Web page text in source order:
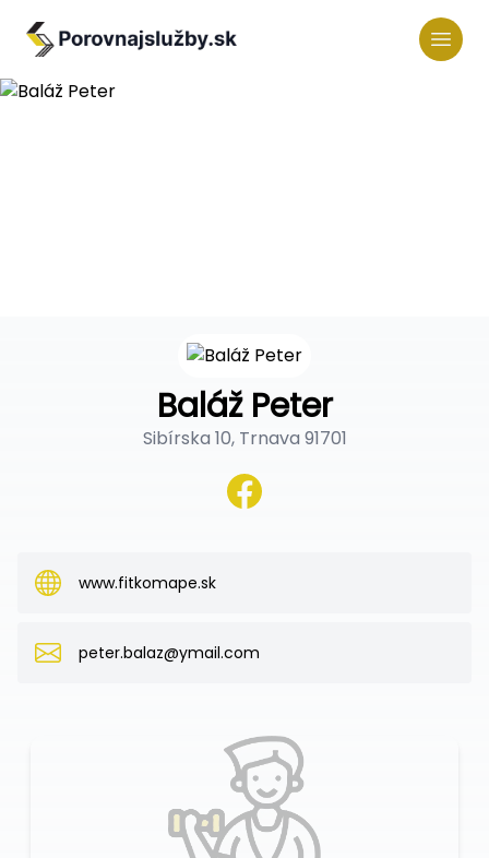
Baláž Peter
Sibírska 10, Trnava 91701
www.fitkomape.sk
peter.balaz@ymail.com